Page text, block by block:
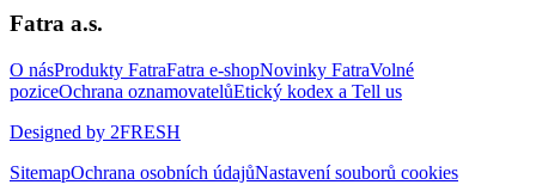
Fatra a.s.
O násProdukty FatraFatra e-shopNovinky FatraVolné
poziceOchrana oznamovatelůEtický kodex a Tell us
Designed by 2FRESH
SitemapOchrana osobních údajůNastavení souborů cookies